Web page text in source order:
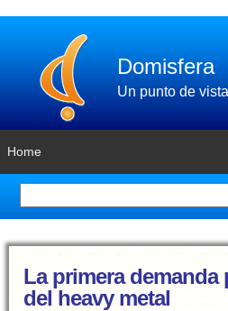
Domisfera
Un punto de
Home
La primera
del heavy metal